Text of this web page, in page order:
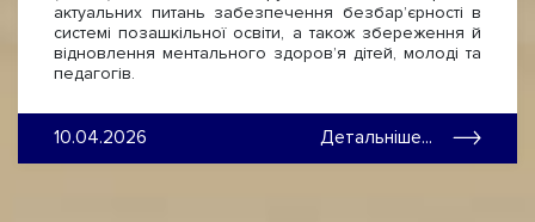
актуальних питань забезпечення безбар’єрності в
системі позашкільної освіти, а також збереження й
відновлення ментального здоров’я дітей, молоді та
педагогів.
10.04.2026 Детальніше...